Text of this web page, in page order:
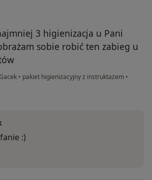
3 higienizacja u Pani
sobie robić ten zabieg u
• pakiet higienizacyjny z instruktażem •
:)